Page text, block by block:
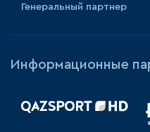
Генеральный партнер
Информационные